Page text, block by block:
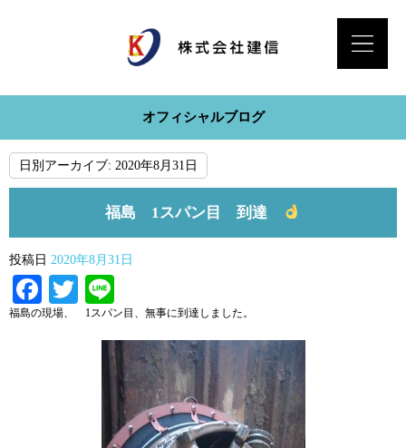
オフィシャルブログ
日別アーカイブ: 2020年8月31日
福島 1スパン目 到達
投稿日 2020年8月31日
Facebook
Twitter
福島の現場、 1スパン目、無事に到達しました。